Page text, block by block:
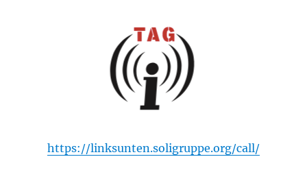
https://linksunten.soligruppe.org/call/